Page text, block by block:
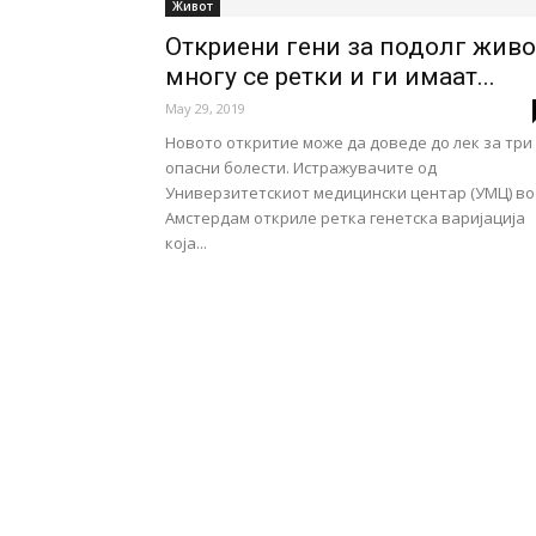
Живот
Откриени гени за подолг
многу се ретки и ги имаат...
May 29, 2019
Новото откритие може да доведе до лек за три
опасни болести. Истражувачите од
Универзитетскиот медицински центар (УМЦ) во
Амстердам откриле ретка генетска варијација
која...